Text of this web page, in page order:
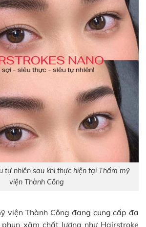
tự nhiên sau khi thực hiện tại Thẩm mỹ
viện Thành Công
viện Thành Công đang cung cấp đa
xăm chất lượng như Hairstroke